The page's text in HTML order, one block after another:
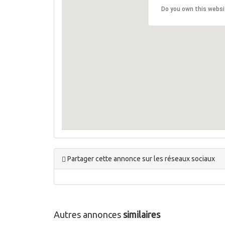
Do you own this
Partager cette annonce sur les réseaux sociaux
Autres annonces similaires